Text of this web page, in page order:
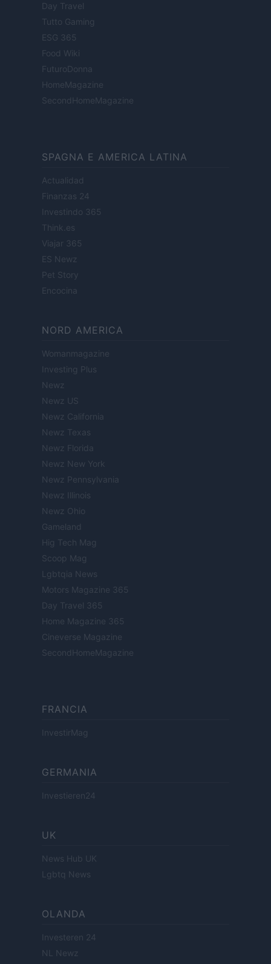
Day Travel
Tutto Gaming
ESG 365
Food Wiki
FuturoDonna
HomeMagazine
SecondHomeMagazine
SPAGNA E AMERICA LATINA
Actualidad
Finanzas 24
Investindo 365
Think.es
Viajar 365
ES Newz
Pet Story
Encocina
NORD AMERICA
Womanmagazine
Investing Plus
Newz
Newz US
Newz California
Newz Texas
Newz Florida
Newz New York
Newz Pennsylvania
Newz Illinois
Newz Ohio
Gameland
Hig Tech Mag
Scoop Mag
Lgbtqia News
Motors Magazine 365
Day Travel 365
Home Magazine 365
Cineverse Magazine
SecondHomeMagazine
FRANCIA
InvestirMag
GERMANIA
Investieren24
UK
News Hub UK
Lgbtq News
OLANDA
Investeren 24
NL Newz